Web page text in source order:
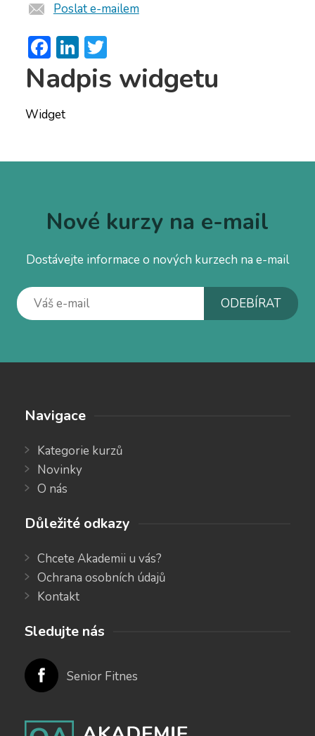
Poslat e-mailem
Facebook
LinkedIn
Twitter
Nadpis widgetu
Widget
Nové kurzy na e-mail
Dostávejte informace o nových kurzech na e-mail
Navigace
Kategorie kurzů
Novinky
O nás
Důležité odkazy
Chcete Akademii u vás?
Ochrana osobních údajů
Kontakt
Sledujte nás
Senior Fitnes